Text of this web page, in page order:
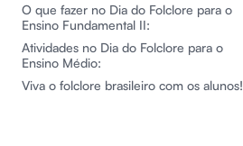
O que fazer no Dia do Folclore para o
Ensino Fundamental II:
Atividades no Dia do Folclore para o
Ensino Médio:
Viva o folclore brasileiro com os alunos!